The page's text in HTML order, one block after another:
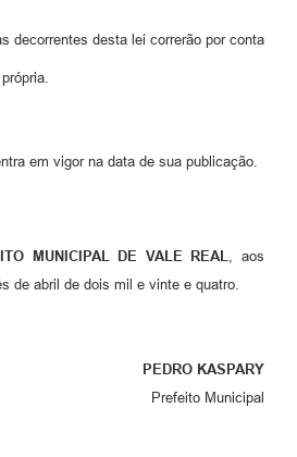
decorrentes desta lei correrão por conta
em vigor na data de sua publicação.
MUNICIPAL DE VALE REAL
, aos
de abril de dois mil e vinte e quatro.
PEDRO KASPARY
Municipal